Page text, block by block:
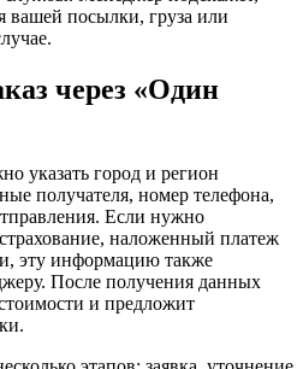
вашей посылки, груза или
через «Один
указать город и регион
получателя, номер телефона,
Если нужно
наложенный платеж
эту информацию также
После получения данных
и предложит